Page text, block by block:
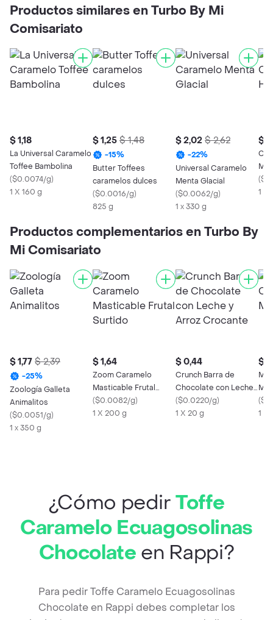
Productos similares en Turbo By Mi
Comisariato
$ 1,18
La Universal Caramelo
Toffee Bambolina
($0.0074/g)
1 X 160 g
$ 1,25 $ 1,48
-15%
Butter Toffees
caramelos dulces
($0.0016/g)
825 g
$ 2,02 $ 2,62
-22%
Universal Caramelo
Menta Glacial
($0.0062/g)
1 x 330 g
$
(
1 X
Productos complementarios en Turbo By
Mi Comisariato
$ 1,77 $ 2,39
-25%
Zoología Galleta
Animalitos
($0.0051/g)
1 x 350 g
$ 1,64
Zoom Caramelo
Masticable Frutal
Surtido
($0.0082/g)
1 X 200 g
$ 0,44
Crunch Barra de
Chocolate con Leche
y Arroz Crocante
($0.0220/g)
1 X 20 g
$
(
1 X
¿Cómo pedirToffe
Caramelo Ecuagosolinas
Chocolate en Rappi?
Para pedir Toffe Caramelo Ecuagosolinas
Chocolate en Rappi debes completar los